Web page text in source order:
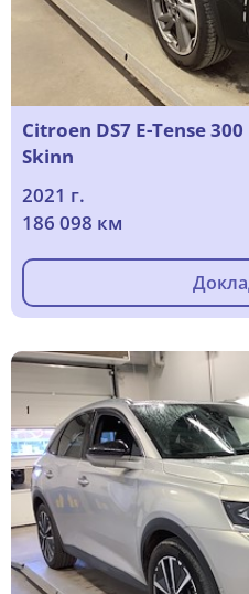
Citroen DS7 E-Tense
Skinn
2021 г.
186 098 км